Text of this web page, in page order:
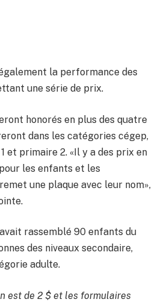
la performance des
une série de prix.
honorés en plus des quatre
dans les catégories cégep,
et primaire 2. «Il y a des prix en
les enfants et les
une plaque avec leur nom»,
avait rassemblé 90 enfants du
des niveaux secondaire,
adulte.
est de 2 $ et les formulaires